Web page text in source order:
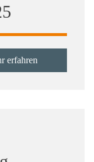
erfahren